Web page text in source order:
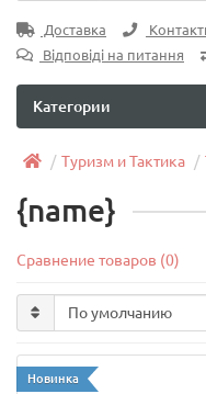
Доставка
Відповіді на питання
Категории
Туризм и Тактика
{name}
Сравнение товаров (0)
Новинка